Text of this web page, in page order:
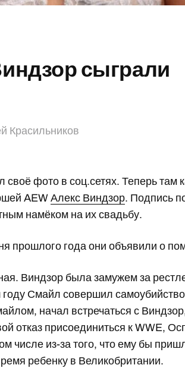
сыграли
Красильников
своё фото в соц.сетях. Теперь там
AEWАлекс Виндзор. Подпись
намёком на их свадьбу.
прошлого года они объявили о
Виндзор была замужем за
Смайл совершил
начал встречаться с
отказ присоединиться к WWE,
числе из-за того, что ему бы
ребенку в Великобритании.